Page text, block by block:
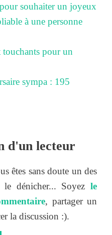
souhaiter un joyeux
à une personne
touchants pour un
sympa : 195
d'un lecteur
êtes sans doute un des
le dénicher... Soyez le
, partager un
la discussion :).